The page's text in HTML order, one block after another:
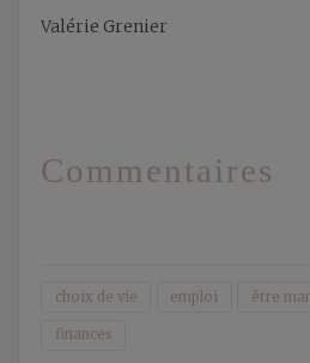
Valérie Grenier
Commentaires
choix de vie emploi être
finances